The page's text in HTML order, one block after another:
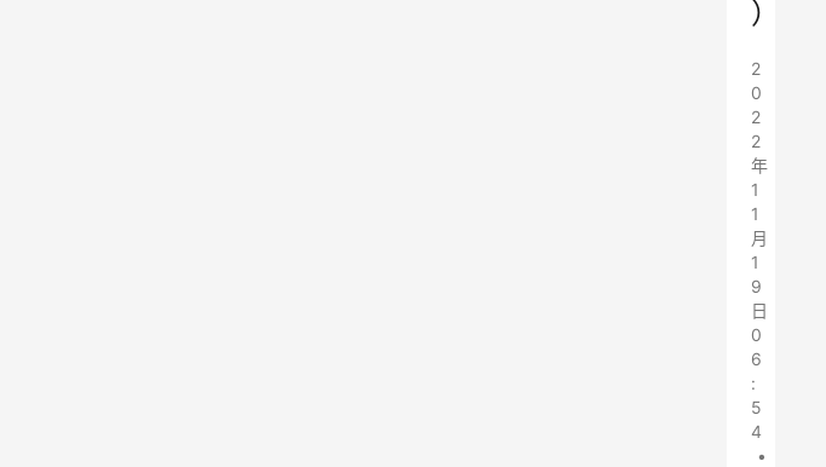
）
2
0
2
2
年
1
1
月
1
9
日
0
6
:
5
4
•